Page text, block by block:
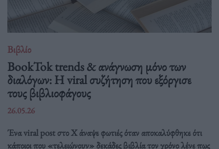
Βιβλίο
BookTok trends & ανάγνωση μόνο των
διαλόγων: Η viral συζήτηση που εξόργισε
τους βιβλιοφάγους
26.05.26
Ένα viral post στο X άναψε φωτιές όταν αποκαλύφθηκε ότι
κάποιοι που «τελειώνουν» δεκάδες βιβλία τον χρόνο λένε πως